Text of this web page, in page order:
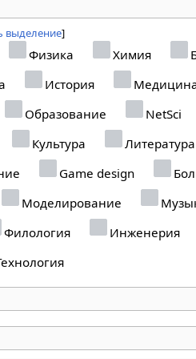
выделение
Физика Химия
История
Образование NetSci
Культура Литература
Game design
Моделирование
Филология Инженерия